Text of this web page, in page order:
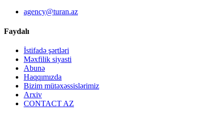
agency@turan.az
Faydalı
İstifadə şərtləri
Məxfilik siyasti
Abunə
Haqqımızda
Bizim mütəxəssislərimiz
Arxiv
CONTACT AZ